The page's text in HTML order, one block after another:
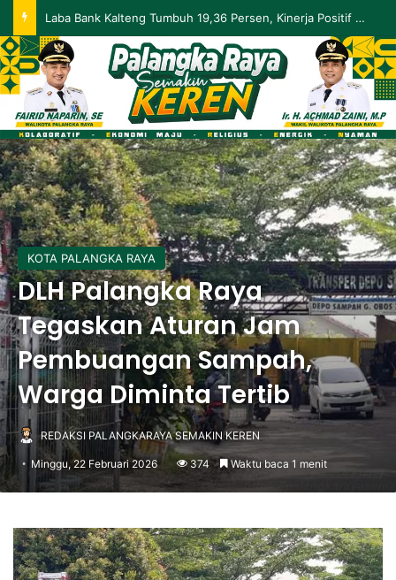
Palangka Raya Perluas Digitalisasi Perlindungan Sosial, Perkuat Akurasi Data dan Penyaluran Bansos
KOTA PALANGKA RAYA
DLH Palangka Raya
Tegaskan Aturan Jam
Pembuangan Sampah,
Warga Diminta Tertib
REDAKSI PALANGKARAYA SEMAKIN KEREN
Minggu, 22 Februari 2026 374 Waktu baca 1 menit